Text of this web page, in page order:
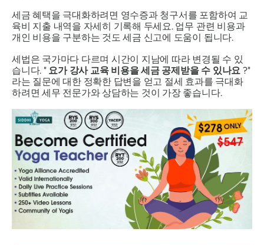
세금 혜택을 극대화하려면 영수증과 청구서를 포함하여 교
육비 지출 내역을 자세히 기록해 두세요. 업무 관련 비용과
개인 비용을 구분하는 것도 세금 신고에 도움이 됩니다.
세법은 국가마다 다르며 시간이 지남에 따라 변경될 수 있
습니다. " 요가 강사 교육 비용을 세금 공제받을 수 있나요 ?"
라는 질문에 대한 정확한 답변을 얻고 절세 효과를 극대화
하려면 세무 전문가와 상담하는 것이 가장 좋습니다.